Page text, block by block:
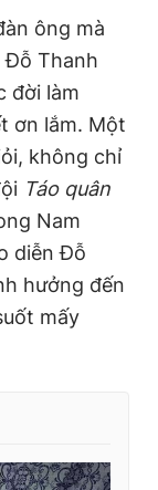
ông mà
Đỗ Thanh
đời làm
ơn lắm. Một
không chỉ
Táo quân
Nam
diễn Đỗ
hưởng đến
mấy